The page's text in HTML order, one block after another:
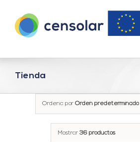
contenido
Tienda
Ordena por Orden predeterminado
Mostrar 36 productos